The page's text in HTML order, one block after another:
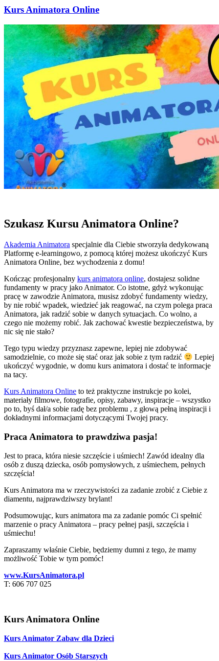
Kurs Animatora Online
Szukasz Kursu Animatora Online?
Akademia Animatora specjalnie dla Ciebie stworzyła dedykowaną
Platformę e-learningowo, z pomocą której możesz ukończyć Kurs
Animatora Online, bez wychodzenia z domu!
Kończąc profesjonalny kurs animatora online, dostajesz solidne
fundamenty w pracy jako Animator. Co istotne, gdyż wykonując
pracę w zawodzie Animatora, musisz zdobyć fundamenty wiedzy,
by nie robić wpadek, wiedzieć jak reagować, na czym polega praca
Animatora, jak radzić sobie w danych sytuacjach. Co wolno, a
czego nie możemy robić. Jak zachować kwestie bezpieczeństwa, by
nic się nie stało?
Tego typu wiedzy przyznasz zapewne, lepiej nie zdobywać
samodzielnie, co może się stać oraz jak sobie z tym radzić
Lepiej
ukończyć wygodnie, w domu kurs animatora i dostać te informacje
na tacy.
Kurs Animatora Online to też praktyczne instrukcje po kolei,
materiały filmowe, fotografie, opisy, zabawy, inspiracje – wszystko
po to, byś dał/a sobie radę bez problemu , z głową pełną inspiracji i
dokładnymi informacjami dotyczącymi Twojej pracy.
Praca Animatora to prawdziwa pasja!
Jest to praca, która niesie szczęście i uśmiech! Zawód idealny dla
osób z duszą dziecka, osób pomysłowych, z uśmiechem, pełnych
szczęścia!
Kurs Animatora ma w rzeczywistości za zadanie zrobić z Ciebie z
diamentu, najprawdziwszy brylant!
Podsumowując, kurs animatora ma za zadanie pomóc Ci spełnić
marzenie o pracy Animatora – pracy pełnej pasji, szczęścia i
uśmiechu!
Zapraszamy właśnie Ciebie, będziemy dumni z tego, że mamy
możliwość Tobie w tym pomóc!
www.KursAnimatora.pl
T: 606 707 025
Kurs Animatora Online
Kurs Animator Zabaw dla Dzieci
Kurs Animator Osób Starszych